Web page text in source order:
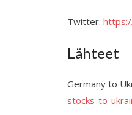
Twitter:
Lähteet
Germany to
stocks-to-